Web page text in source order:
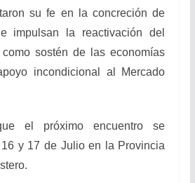
su fe en la concreción de
impulsan la reactivación del
sostén de las economías
incondicional al Mercado
el próximo encuentro se
y 17 de Julio en la Provincia